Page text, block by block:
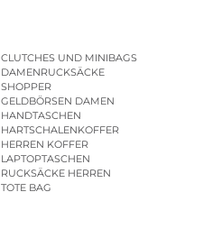
CLUTCHES UND MINIBAGS
DAMENRUCKSÄCKE
SHOPPER
GELDBÖRSEN DAMEN
HANDTASCHEN
HARTSCHALENKOFFER
HERREN KOFFER
LAPTOPTASCHEN
RUCKSÄCKE HERREN
TOTE BAG